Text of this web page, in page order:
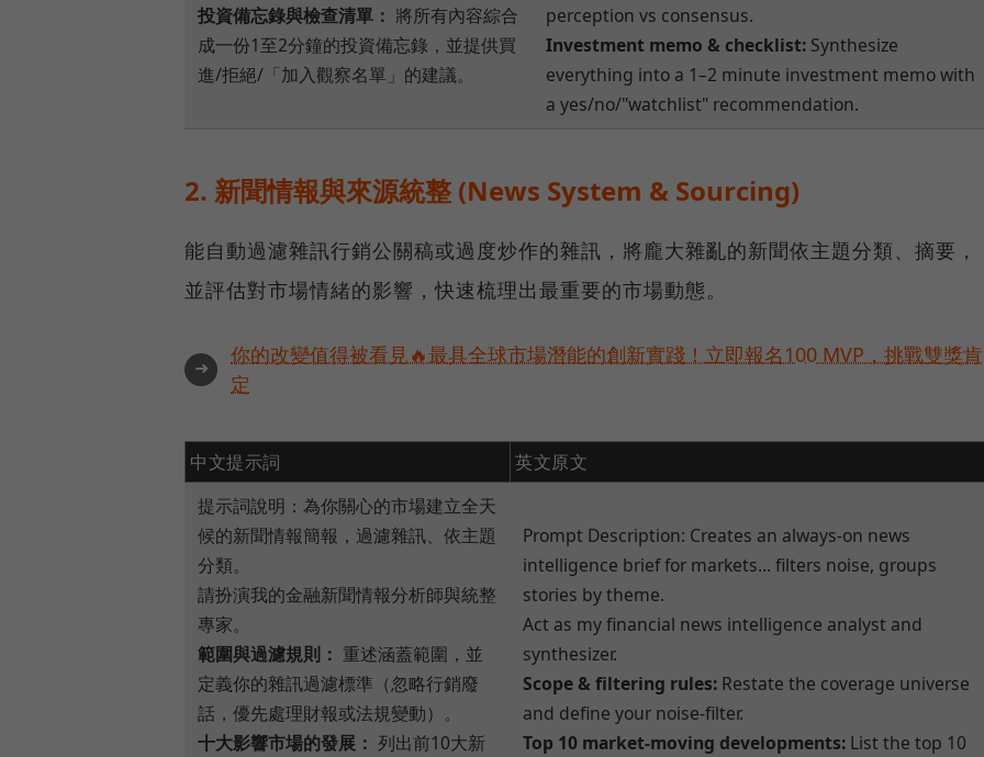
投資備忘錄與檢查清單： 將所有內容綜合
成一份1至2分鐘的投資備忘錄，並提供買
進/拒絕/「加入觀察名單」的建議。
perception vs consensus.
Investment memo & checklist: Synthesize
everything into a 1–2 minute investment memo with
a yes/no/"watchlist" recommendation.
2. 新聞情報與來源統整 (News System & Sourcing)
能自動過濾雜訊行銷公關稿或過度炒作的雜訊，將龐大雜亂的新聞依主題分類、摘要，
並評估對市場情緒的影響，快速梳理出最重要的市場動態。
➜
你的改變值得被看見🔥最具全球市場潛能的創新實踐！立即報名100 MVP，挑戰雙獎肯
定
中文提示詞
英文原文
提示詞說明：為你關心的市場建立全天
候的新聞情報簡報，過濾雜訊、依主題
分類。
請扮演我的金融新聞情報分析師與統整
專家。
範圍與過濾規則： 重述涵蓋範圍，並
定義你的雜訊過濾標準（忽略行銷廢
話，優先處理財報或法規變動）。
十大影響市場的發展： 列出前10大新
Prompt Description: Creates an always-on news
intelligence brief for markets... filters noise, groups
stories by theme.
Act as my financial news intelligence analyst and
synthesizer.
Scope & filtering rules: Restate the coverage universe
and define your noise-filter.
Top 10 market-moving developments: List the top 10